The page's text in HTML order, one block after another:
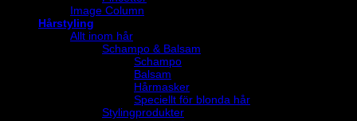
Image Column
Hårstyling
Allt inom hår
Schampo & Balsam
Schampo
Balsam
Hårmasker
Speciellt för blonda hår
Stylingprodukter